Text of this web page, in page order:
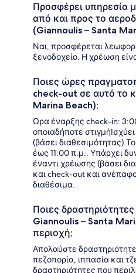
Προσφέρει υπηρεσία
από και προς το
(Giannoulis – Santa
Ναι, προσφέρεται
ξενοδοχείο. Η χρέωση
Ποιες ώρες
check-out σε αυτό το
Marina Beach);
Ώρα έναρξης check-in:
οποιαδήποτε
(βάσει
έως 11:00 π.μ.. Υπάρχει
έναντι χρέωσης (βάσει
και check-out και
διαθέσιμα.
Ποιες δραστηριότητες
Giannoulis – Santa
περιοχή;
Απολαύστε
πεζοπορία, ιππασία και
δραστηριότητες που